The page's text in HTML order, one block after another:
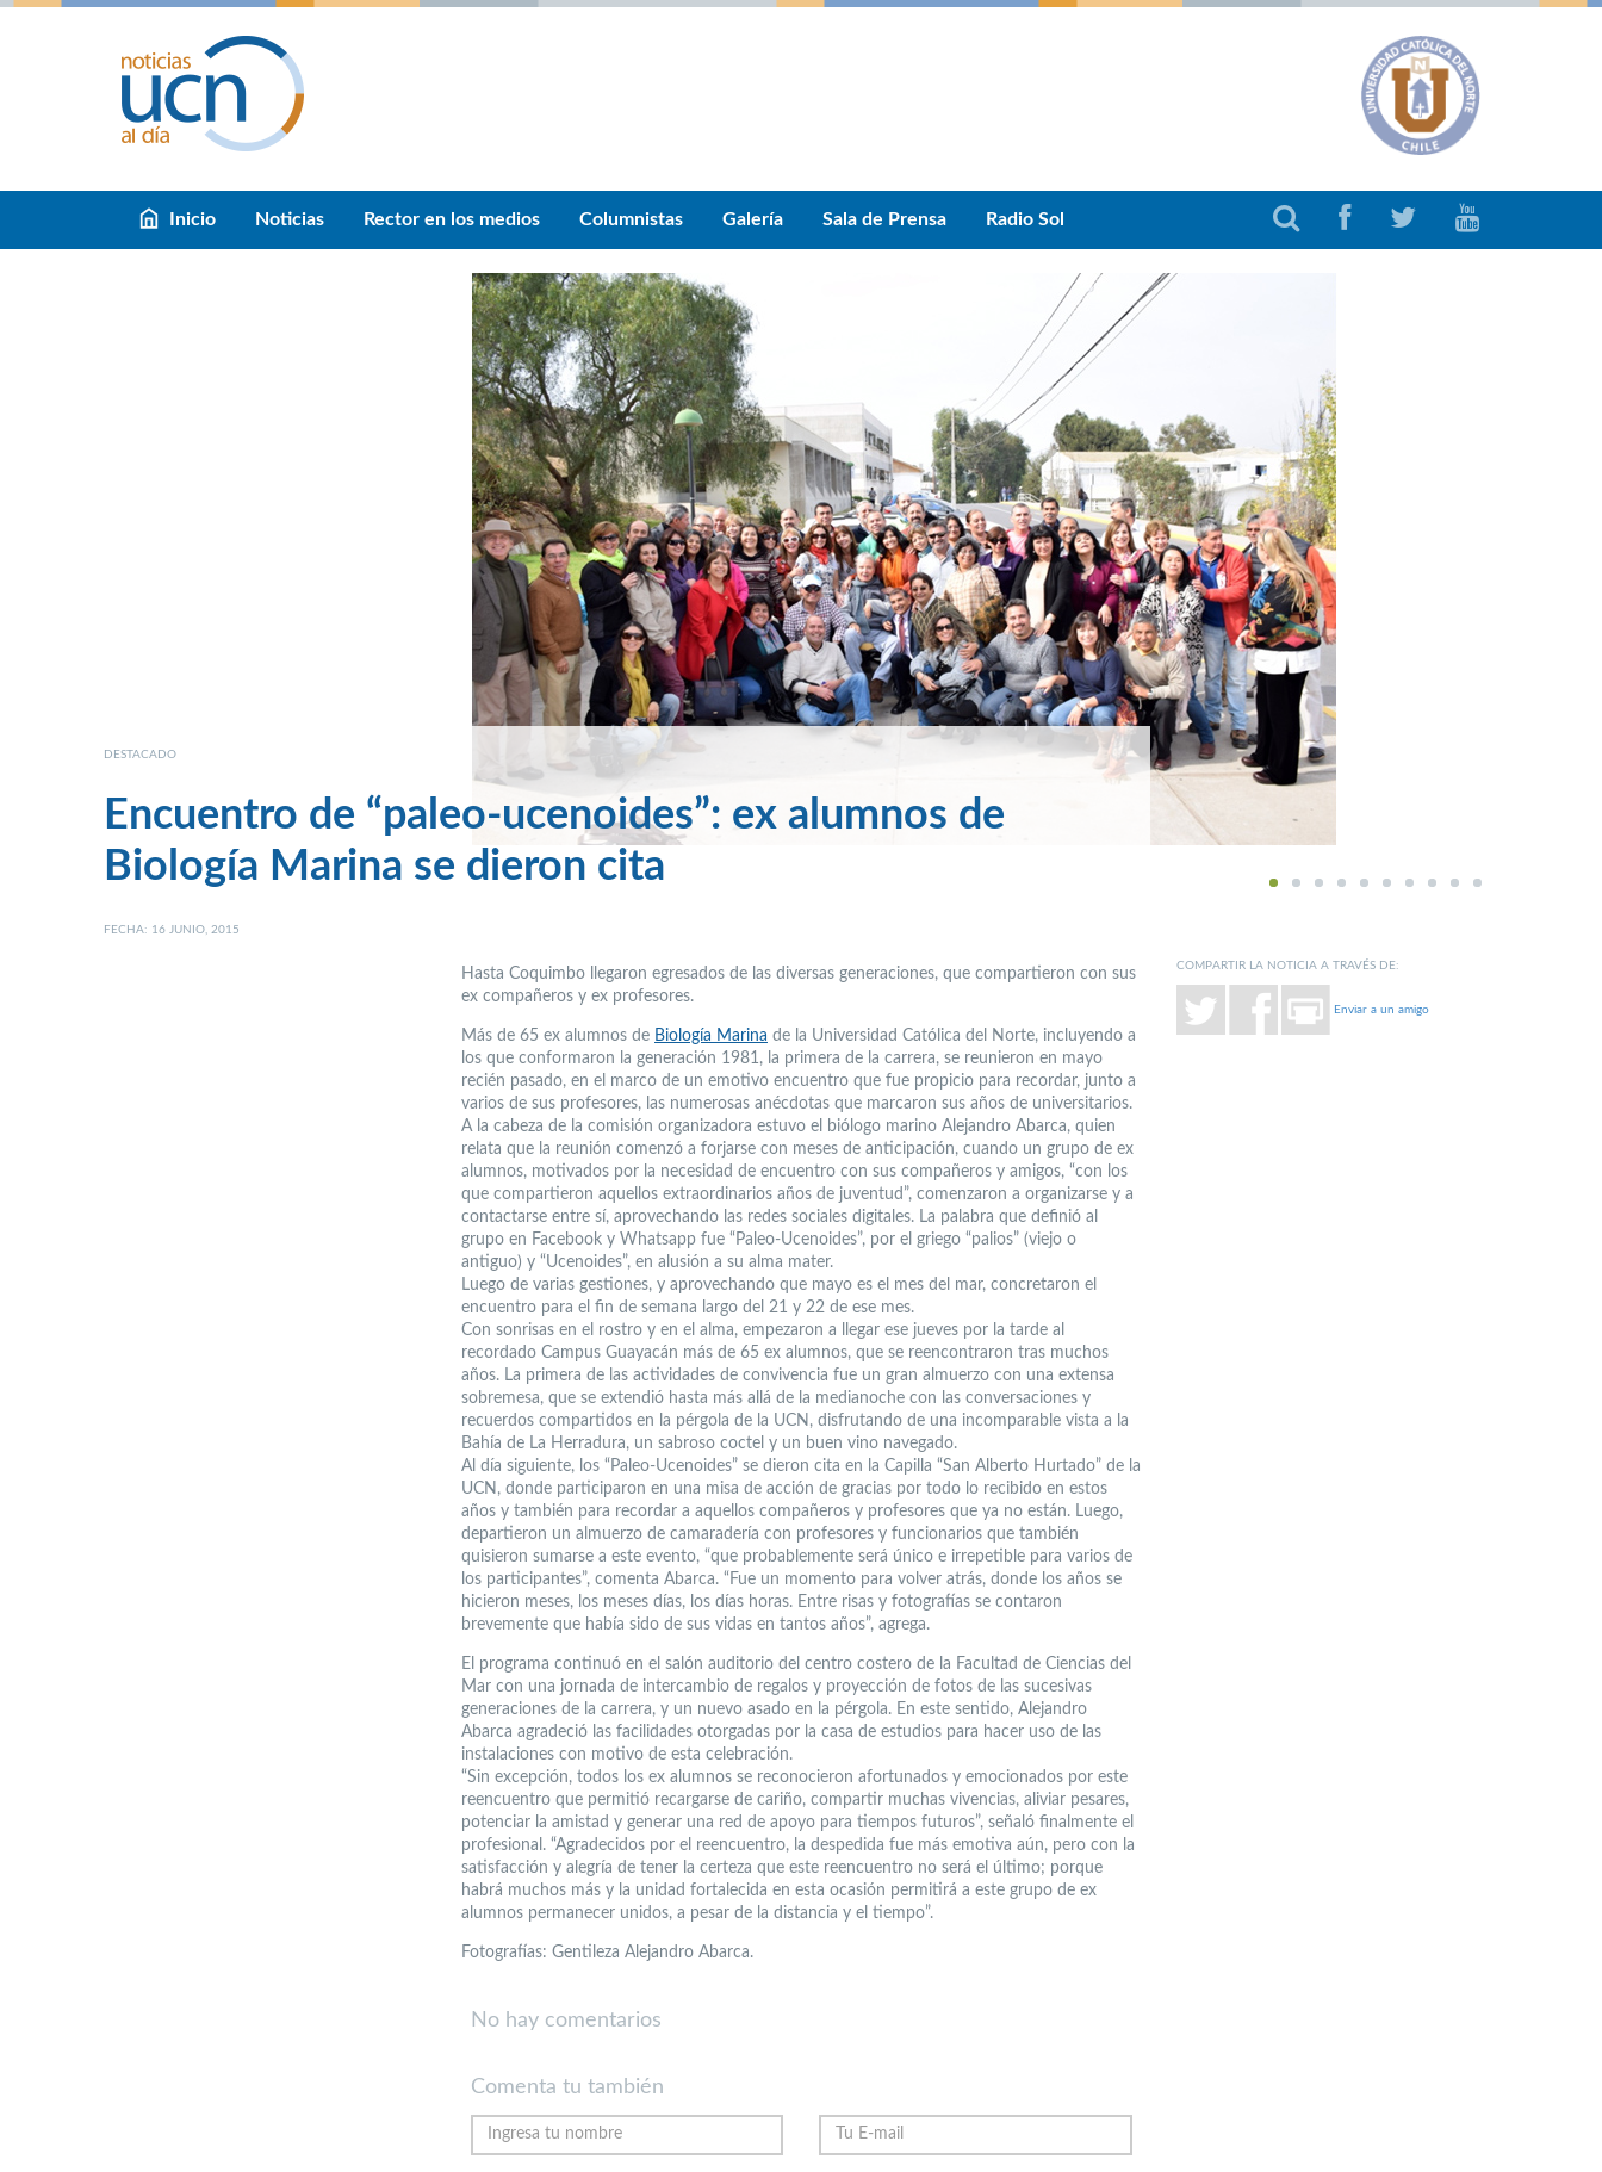
Inicio Noticias Rector en los medios Columnistas Galería Sala de Prensa Radio Sol
1 2 3 4 5 6 7 8 9 10
DESTACADO
Encuentro de “paleo-ucenoides”: ex alumnos de
Biología Marina se dieron cita
FECHA: 16 JUNIO, 2015
Hasta Coquimbo llegaron egresados de las diversas generaciones, que compartieron con sus
ex compañeros y ex profesores.
Más de 65 ex alumnos de Biología Marina de la Universidad Católica del Norte, incluyendo a
los que conformaron la generación 1981, la primera de la carrera, se reunieron en mayo
recién pasado, en el marco de un emotivo encuentro que fue propicio para recordar, junto a
varios de sus profesores, las numerosas anécdotas que marcaron sus años de universitarios.
A la cabeza de la comisión organizadora estuvo el biólogo marino Alejandro Abarca, quien
relata que la reunión comenzó a forjarse con meses de anticipación, cuando un grupo de ex
alumnos, motivados por la necesidad de encuentro con sus compañeros y amigos, “con los
que compartieron aquellos extraordinarios años de juventud”, comenzaron a organizarse y a
contactarse entre sí, aprovechando las redes sociales digitales. La palabra que definió al
grupo en Facebook y Whatsapp fue “Paleo-Ucenoides”, por el griego “palios” (viejo o
antiguo) y “Ucenoides”, en alusión a su alma mater.
Luego de varias gestiones, y aprovechando que mayo es el mes del mar, concretaron el
encuentro para el fin de semana largo del 21 y 22 de ese mes.
Con sonrisas en el rostro y en el alma, empezaron a llegar ese jueves por la tarde al
recordado Campus Guayacán más de 65 ex alumnos, que se reencontraron tras muchos
años. La primera de las actividades de convivencia fue un gran almuerzo con una extensa
sobremesa, que se extendió hasta más allá de la medianoche con las conversaciones y
recuerdos compartidos en la pérgola de la UCN, disfrutando de una incomparable vista a la
Bahía de La Herradura, un sabroso coctel y un buen vino navegado.
Al día siguiente, los “Paleo-Ucenoides” se dieron cita en la Capilla “San Alberto Hurtado” de la
UCN, donde participaron en una misa de acción de gracias por todo lo recibido en estos
años y también para recordar a aquellos compañeros y profesores que ya no están. Luego,
departieron un almuerzo de camaradería con profesores y funcionarios que también
quisieron sumarse a este evento, “que probablemente será único e irrepetible para varios de
los participantes”, comenta Abarca. “Fue un momento para volver atrás, donde los años se
hicieron meses, los meses días, los días horas. Entre risas y fotografías se contaron
brevemente que había sido de sus vidas en tantos años”, agrega.
El programa continuó en el salón auditorio del centro costero de la Facultad de Ciencias del
Mar con una jornada de intercambio de regalos y proyección de fotos de las sucesivas
generaciones de la carrera, y un nuevo asado en la pérgola. En este sentido, Alejandro
Abarca agradeció las facilidades otorgadas por la casa de estudios para hacer uso de las
instalaciones con motivo de esta celebración.
“Sin excepción, todos los ex alumnos se reconocieron afortunados y emocionados por este
reencuentro que permitió recargarse de cariño, compartir muchas vivencias, aliviar pesares,
potenciar la amistad y generar una red de apoyo para tiempos futuros”, señaló finalmente el
profesional. “Agradecidos por el reencuentro, la despedida fue más emotiva aún, pero con la
satisfacción y alegría de tener la certeza que este reencuentro no será el último; porque
habrá muchos más y la unidad fortalecida en esta ocasión permitirá a este grupo de ex
alumnos permanecer unidos, a pesar de la distancia y el tiempo”.
Fotografías: Gentileza Alejandro Abarca.
COMPARTIR LA NOTICIA A TRAVÉS DE:
Enviar a un amigo
No hay comentarios
Comenta tu también